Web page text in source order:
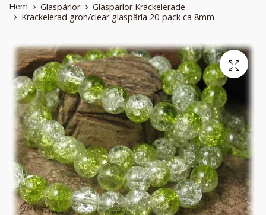
Hem Glaspärlor
Glaspärlor Krackelerade
Krackelerad grön/clear glaspärla 20-pack ca 8mm